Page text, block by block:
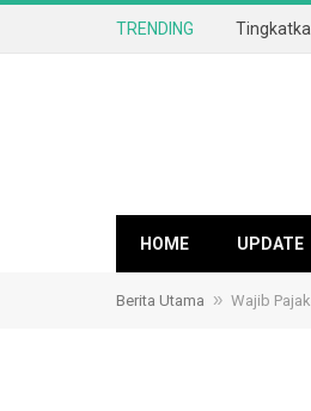
TRENDING
HOME UPDATE
Berita Utama » Wajib Pajak